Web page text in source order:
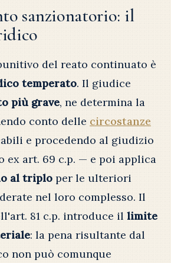
sanzionatorio: il
del reato continuato è
temperato. Il giudice
più grave, ne determina la
conto delle circostanze
e procedendo al giudizio
ex art. 69 c.p. — e poi applica
al triplo per le ulteriori
nel loro complesso. Il
81 c.p. introduce il limite
: la pena risultante dal
non può comunque